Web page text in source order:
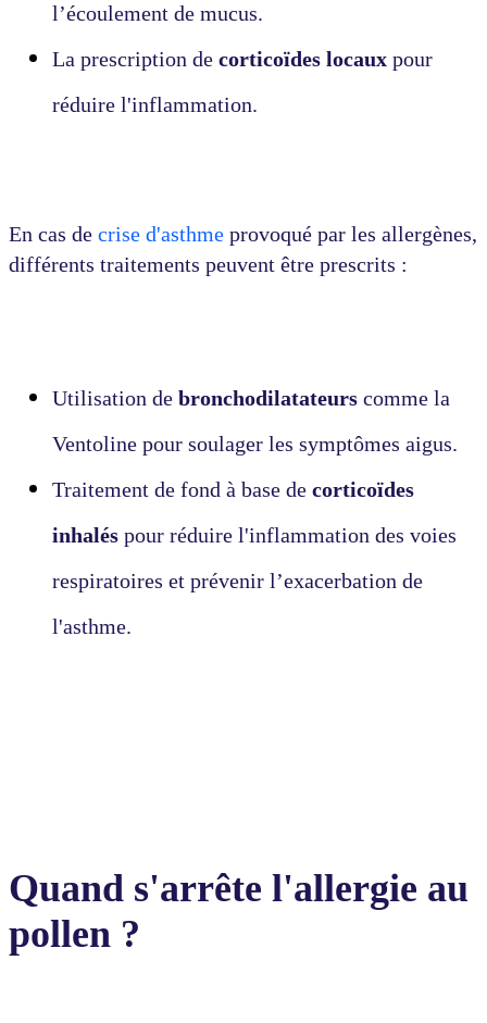
l’écoulement de mucus.
La prescription de corticoïdes locaux pour
réduire l'inflammation.
En cas de crise d'asthme provoqué par les allergènes,
différents traitements peuvent être prescrits :
Utilisation de bronchodilatateurs comme la
Ventoline pour soulager les symptômes aigus.
Traitement de fond à base de corticoïdes
inhalés pour réduire l'inflammation des voies
respiratoires et prévenir l’exacerbation de
l'asthme.
Quand s'arrête l'allergie au
pollen ?